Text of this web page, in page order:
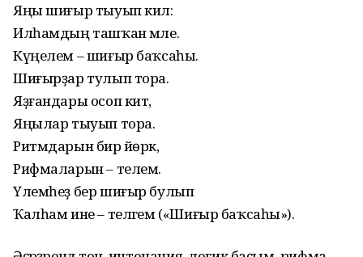
Яңы шиғыр тыуып килә:
Илһамдың ташҡан мәле.
Күңелем – шиғыр баҡсаһы.
Шиғырҙар тулып тора.
Яҙғандары осоп китә,
Яңылар тыуып тора.
Ритмдарын бирә йөрәк,
Рифмаларын – телем.
Үлемһеҙ бер шиғыр булып
Ҡалһам ине – теләгем («Шиғыр баҡсаһы»).